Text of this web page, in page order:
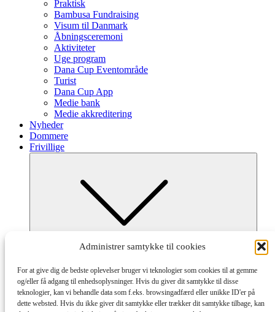
Administrer samtykke til cookies
For at give dig de bedste oplevelser bruger vi teknologier som cookies til at gemme
og/eller få adgang til enhedsoplysninger. Hvis du giver dit samtykke til disse
teknologier, kan vi behandle data som f.eks. browsingadfærd eller unikke ID'er på
dette websted. Hvis du ikke giver dit samtykke eller trækker dit samtykke tilbage, kan
Praktisk
Bambusa Fundraising
Visum til Danmark
Åbningsceremoni
Aktiviteter
Uge program
Dana Cup Eventområde
Turist
Dana Cup App
Medie bank
Medie akkreditering
Nyheder
Dommere
Frivillige
Afdelinger og tilmelding
Hvordan og Hjælpeguides
Partnere